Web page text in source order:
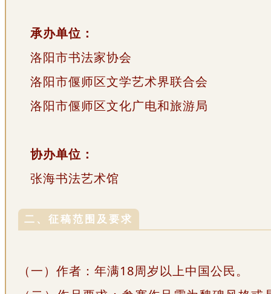
承办单位：
洛阳市书法家协会
洛阳市偃师区文学艺术界联合会
洛阳市偃师区文化广电和旅游局
协办单位：
张海书法艺术馆
二、征稿范围及要求
（一）作者：年满18周岁以上中国公民。